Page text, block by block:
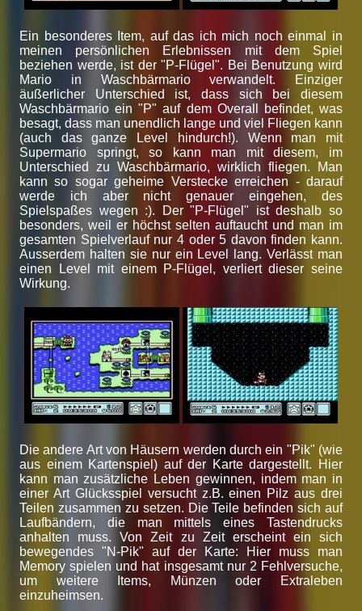
Ein besonderes Item, auf das ich mich noch einmal in
meinen persönlichen Erlebnissen mit dem Spiel
beziehen werde, ist der "P-Flügel". Bei Benutzung wird
Mario in Waschbärmario verwandelt. Einziger
äußerlicher Unterschied ist, dass sich bei diesem
Waschbärmario ein "P" auf dem Overall befindet, was
besagt, dass man unendlich lange und viel Fliegen kann
(auch das ganze Level hindurch!). Wenn man mit
Supermario springt, so kann man mit diesem, im
Unterschied zu Waschbärmario, wirklich fliegen. Man
kann so sogar geheime Verstecke erreichen - darauf
werde ich aber nicht genauer eingehen, des
Spielspaßes wegen :). Der "P-Flügel" ist deshalb so
besonders, weil er höchst selten auftaucht und man im
gesamten Spielverlauf nur 4 oder 5 davon finden kann.
Ausserdem halten sie nur ein Level lang. Verlässt man
einen Level mit einem P-Flügel, verliert dieser seine
Wirkung.
Die andere Art von Häusern werden durch ein "Pik" (wie
aus einem Kartenspiel) auf der Karte dargestellt. Hier
kann man zusätzliche Leben gewinnen, indem man in
einer Art Glücksspiel versucht z.B. einen Pilz aus drei
Teilen zusammen zu setzen. Die Teile befinden sich auf
Laufbändern, die man mittels eines Tastendrucks
anhalten muss. Von Zeit zu Zeit erscheint ein sich
bewegendes "N-Pik" auf der Karte: Hier muss man
Memory spielen und hat insgesamt nur 2 Fehlversuche,
um weitere Items, Münzen oder Extraleben
einzuheimsen.